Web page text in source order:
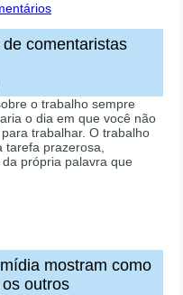
comentaristas
o trabalho sempre
o dia em que você não
trabalhar. O trabalho
prazerosa,
própria palavra que
mostram como
outros